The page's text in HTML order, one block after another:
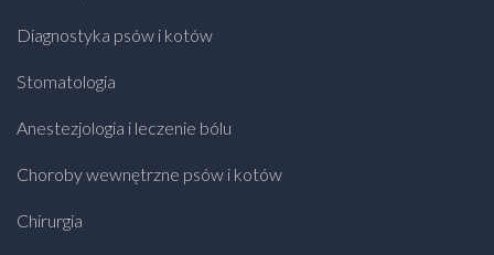
Diagnostyka psów i kotów
Stomatologia
Anestezjologia i leczenie bólu
Choroby wewnętrzne psów i kotów
Chirurgia